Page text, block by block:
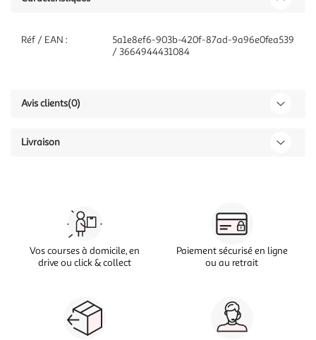
Réf / EAN :
5a1e8ef6-903b-420f-87ad-9a96e0fea539
/ 3664944431084
Avis clients(0)
Livraison
Vos courses à domicile, en
drive ou click & collect
Paiement sécurisé en ligne
ou au retrait